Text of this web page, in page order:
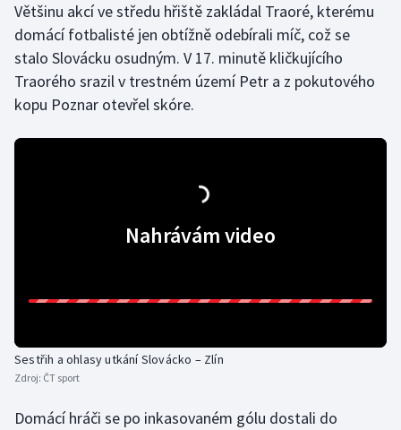
Gymnastika
Házená
Jezdectví
Motorsport
Olympijské hry
Většinu akcí ve středu hřiště zakládal Traoré, kterému
domácí fotbalisté jen obtížně odebírali míč, což se
stalo Slovácku osudným. V 17. minutě kličkujícího
Traorého srazil v trestném území Petr a z pokutového
kopu Poznar otevřel skóre.
Nahrávám video
Sestřih a ohlasy utkání Slovácko – Zlín
Zdroj: ČT sport
Domácí hráči se po inkasovaném gólu dostali do